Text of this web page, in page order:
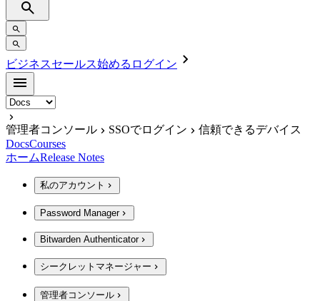
ビジネスセールス始める ログイン
管理者コンソール SSOでログイン
信頼できるデバイス
DocsCourses
ホームRelease Notes
私のアカウント
Password Manager
Bitwarden Authenticator
シークレットマネージャー
管理者コンソール